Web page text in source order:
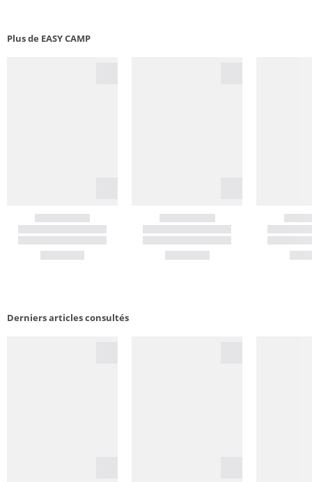
Plus de EASY CAMP
Derniers articles consultés